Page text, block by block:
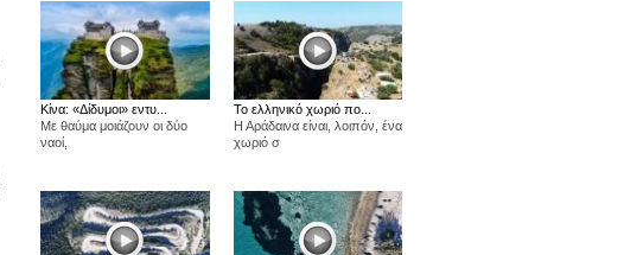
Κίνα: «Δίδυμοι» εντυ...
Με θαύμα μοιάζουν οι δύο
ναοί,
Το ελληνικό χωριό πο...
Η Αράδαινα είναι, λοιπόν, ένα
χωριό σ